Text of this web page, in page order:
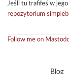
Jeśli tu tra­fi­łeś w
repo­zy­to­rium
Follow me on
Blog